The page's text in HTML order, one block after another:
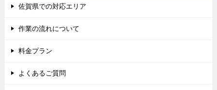
佐賀県での対応エリア
作業の流れについて
料金プラン
よくあるご質問